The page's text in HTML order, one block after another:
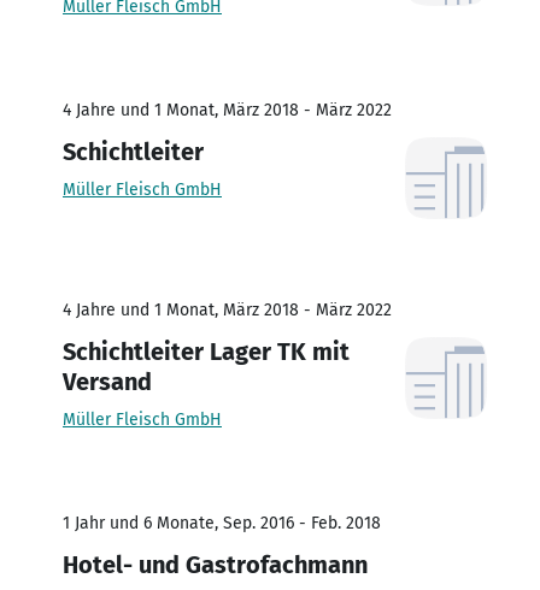
Müller Fleisch GmbH
4 Jahre und 1 Monat, März 2018 - März 2022
Schichtleiter
Müller Fleisch GmbH
4 Jahre und 1 Monat, März 2018 - März 2022
Schichtleiter Lager TK mit
Versand
Müller Fleisch GmbH
1 Jahr und 6 Monate, Sep. 2016 - Feb. 2018
Hotel- und Gastrofachmann